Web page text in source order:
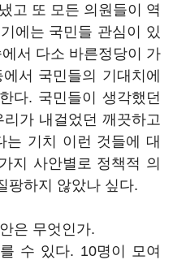
고 또 모든 의원들이 역
에는 국민들 관심이 있
서 다소 바른정당이 가
서 국민들의 기대치에
다. 국민들이 생각했던
가 내걸었던 깨끗하고
는 기치 이런 것들에 대
지 사안별로 정책적 의
팡하지 않았나 싶다.
은 무엇인가.
수 있다. 10명이 모여